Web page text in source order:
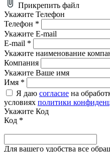
Прикрепить файл
Укажите Телефон
Телефон *
Укажите E-mail
E-mail *
Укажите наименование
Компания
Укажите Ваше имя
Имя *
Я даю согласие на
условиях политики
Укажите Код
Код *
Для вашего удобства все